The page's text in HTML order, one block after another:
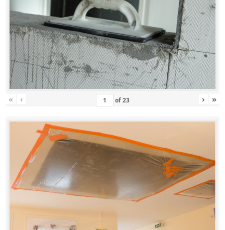
« ‹ of23 › »